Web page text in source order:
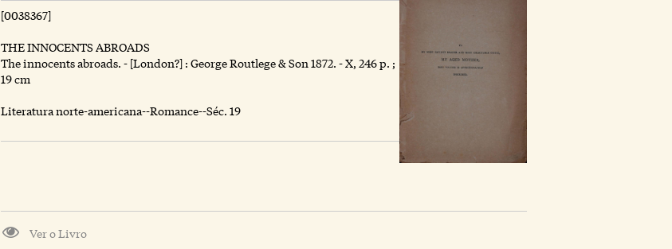
[0038367]
THE INNOCENTS ABROADS
The innocents abroads. - [London?] : George Routlege & Son 1872. - X, 246 p. ;
19 cm
Literatura norte-americana--Romance--Séc. 19
Ver o Livro